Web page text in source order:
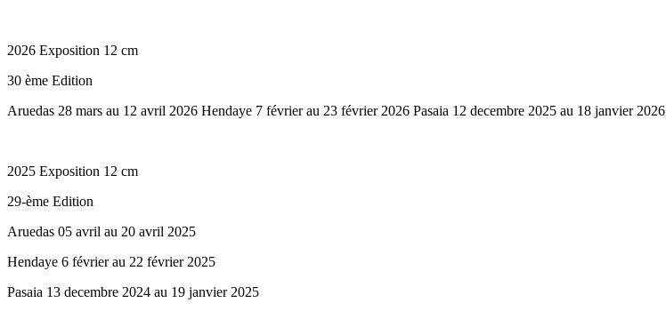
2026 Exposition 12 cm
30 ème Edition
Aruedas 28 mars au 12 avril 2026 Hendaye 7 février au 23 février 2026 Pasaia 12 decembre 2025 au 18 janvier 2026
2025 Exposition 12 cm
29-ème Edition
Aruedas 05 avril au 20 avril 2025
Hendaye 6 février au 22 février 2025
Pasaia 13 decembre 2024 au 19 janvier 2025